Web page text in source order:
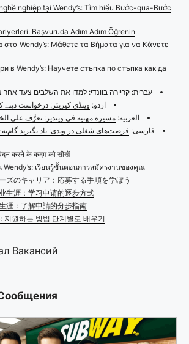
nghiệp tại Wendy’s: Tìm hiểu Bước-qua-Bước
Başvuruda Adım Adım Öğrenin
στα Wendy’s: Μάθετε τα Βήματα για να Κάνετε
в Wendy’s: Научете стъпка по стъпка как да
עברית: קריירה בוונדי: למדו את השלבים צעד
اردو: وینڈی کیریئر: درخواست
العربية: مسيرة مهنية في وينديز: تعرَّف على
فارسی: فرصت‌های شغلی در وندی: یاد بگیرید
करने के कदम को सीखें
Wendy’s: เรียนรู้ขั้นตอนการสมัครงานของคุณ
ズのキャリア：応募する手順を学ぼう
生涯：学习申请的逐步方式
涯：了解申請的分步指南
지원하는 방법 단계별로 배우기
Вакансий